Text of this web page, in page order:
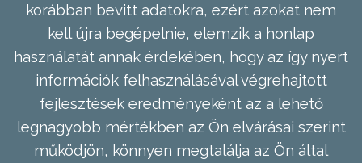
korábban bevitt adatokra, ezért azokat nem
kell újra begépelnie, elemzik a honlap
használatát annak érdekében, hogy az így nyert
információk felhasználásával végrehajtott
fejlesztések eredményeként az a lehető
legnagyobb mértékben az Ön elvárásai szerint
működjön, könnyen megtalálja az Ön által